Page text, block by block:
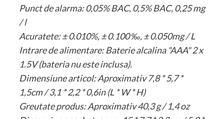
Punct de alarma: 0,05% BAC, 0,5% BAC, 0,25 mg
/ l
Acuratete: ± 0.010%, ± 0.100 ‰, ± 0.050mg / L
Intrare de alimentare: Baterie alcalina "AAA" 2 x
1.5V (bateria nu este inclusa).
Dimensiune articol: Aproximativ 7,8 * 5,7 *
1,5cm / 3,1 * 2,2 * 0,6in (L * W * H)
Greutate produs: Aproximativ 40,3 g / 1,4 oz